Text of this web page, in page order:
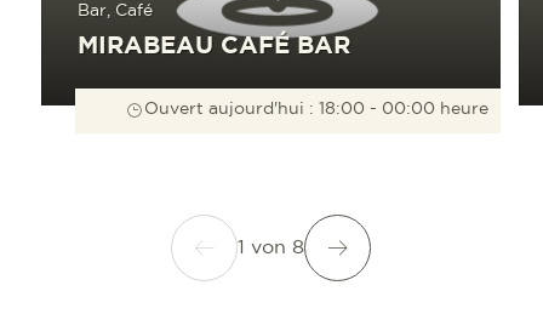
Bar, Café
MIRABEAU CAFÉ BAR
Ouvert aujourd'hui : 18:00 - 00:00 heure
1 von 8